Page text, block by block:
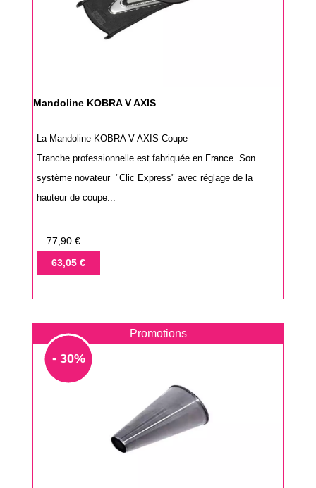
Mandoline KOBRA V AXIS
La Mandoline KOBRA V AXIS Coupe
Tranche professionnelle est fabriquée en France. Son
système novateur "Clic Express" avec réglage de la
hauteur de coupe...
Prix
base
77,90 €
Prix63,05 €
Promotions
- 30%